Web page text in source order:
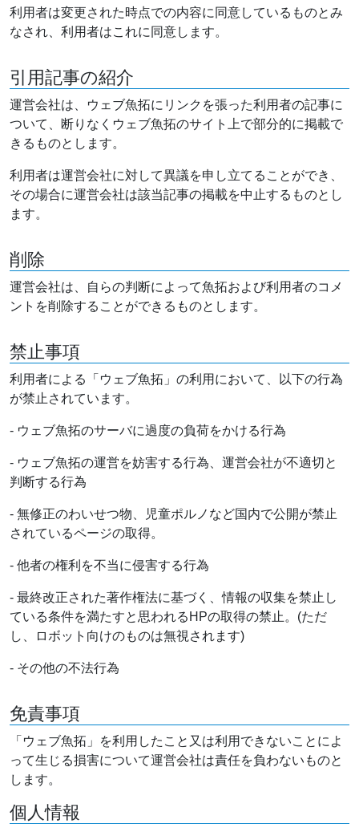
利用者は変更された時点での内容に同意しているものとみ
なされ、利用者はこれに同意します。
引用記事の紹介
運営会社は、ウェブ魚拓にリンクを張った利用者の記事に
ついて、断りなくウェブ魚拓のサイト上で部分的に掲載で
きるものとします。
利用者は運営会社に対して異議を申し立てることができ、
その場合に運営会社は該当記事の掲載を中止するものとし
ます。
削除
運営会社は、自らの判断によって魚拓および利用者のコメ
ントを削除することができるものとします。
禁止事項
利用者による「ウェブ魚拓」の利用において、以下の行為
が禁止されています。
- ウェブ魚拓のサーバに過度の負荷をかける行為
- ウェブ魚拓の運営を妨害する行為、運営会社が不適切と
判断する行為
- 無修正のわいせつ物、児童ポルノなど国内で公開が禁止
されているページの取得。
- 他者の権利を不当に侵害する行為
- 最終改正された著作権法に基づく、情報の収集を禁止し
ている条件を満たすと思われるHPの取得の禁止。(ただ
し、ロボット向けのものは無視されます)
- その他の不法行為
免責事項
「ウェブ魚拓」を利用したこと又は利用できないことによ
って生じる損害について運営会社は責任を負わないものと
します。
個人情報